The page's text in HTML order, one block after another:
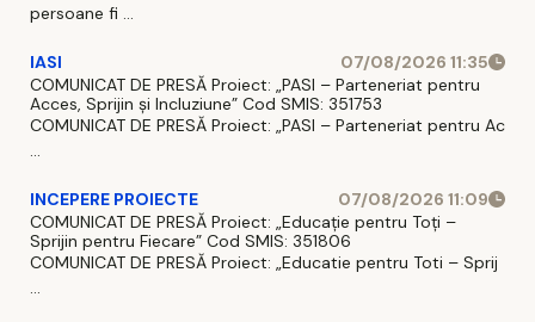
persoane fi ...
IASI
07/08/2026 11:35
COMUNICAT DE PRESĂ Proiect: „PASI – Parteneriat pentru
Acces, Sprijin și Incluziune” Cod SMIS: 351753
COMUNICAT DE PRESĂ Proiect: „PASI – Parteneriat pentru Ac
...
INCEPERE PROIECTE
07/08/2026 11:09
COMUNICAT DE PRESĂ Proiect: „Educație pentru Toți –
Sprijin pentru Fiecare” Cod SMIS: 351806
COMUNICAT DE PRESĂ Proiect: „Educatie pentru Toti – Sprij
...